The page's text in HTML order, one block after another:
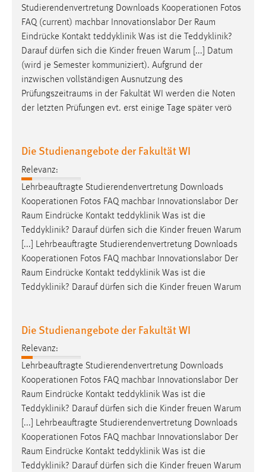
Studierendenvertretung Downloads Kooperationen Fotos
FAQ (current) machbar Innovationslabor Der Raum
Eindrücke Kontakt teddyklinik Was ist die Teddyklinik?
Darauf dürfen sich die Kinder freuen Warum [...] Datum
(wird je Semester kommuniziert). Aufgrund der
inzwischen vollständigen Ausnutzung des
Prüfungszeitraums in der Fakultät WI werden die Noten
der letzten Prüfungen evt. erst einige Tage später verö
Die Studienangebote der Fakultät WI
Relevanz:
Lehrbeauftragte Studierendenvertretung Downloads
Kooperationen Fotos FAQ machbar Innovationslabor Der
Raum Eindrücke Kontakt teddyklinik Was ist die
Teddyklinik? Darauf dürfen sich die Kinder freuen Warum
[...] Lehrbeauftragte Studierendenvertretung Downloads
Kooperationen Fotos FAQ machbar Innovationslabor Der
Raum Eindrücke Kontakt teddyklinik Was ist die
Teddyklinik? Darauf dürfen sich die Kinder freuen Warum
Die Studienangebote der Fakultät WI
Relevanz:
Lehrbeauftragte Studierendenvertretung Downloads
Kooperationen Fotos FAQ machbar Innovationslabor Der
Raum Eindrücke Kontakt teddyklinik Was ist die
Teddyklinik? Darauf dürfen sich die Kinder freuen Warum
[...] Lehrbeauftragte Studierendenvertretung Downloads
Kooperationen Fotos FAQ machbar Innovationslabor Der
Raum Eindrücke Kontakt teddyklinik Was ist die
Teddyklinik? Darauf dürfen sich die Kinder freuen Warum